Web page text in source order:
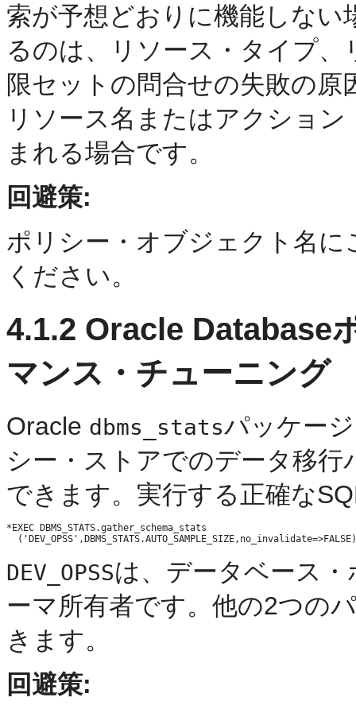
索が予想どおりに機能しな
るのは、リソース・タイプ
限セットの問合せの失敗の
リソース名またはアクショ
まれる場合です。
回避策:
ポリシー・オブジェクト名
ください。
4.1.2 Oracle Database
マンス・チューニング
Oracle dbms_statsパッケー
シー・ストアでのデータ移
できます。実行する正確な
*EXEC DBMS_STATS.gather_schema_stats
DEV_OPSSは、データベース
ーマ所有者です。他の2つの
きます。
回避策: